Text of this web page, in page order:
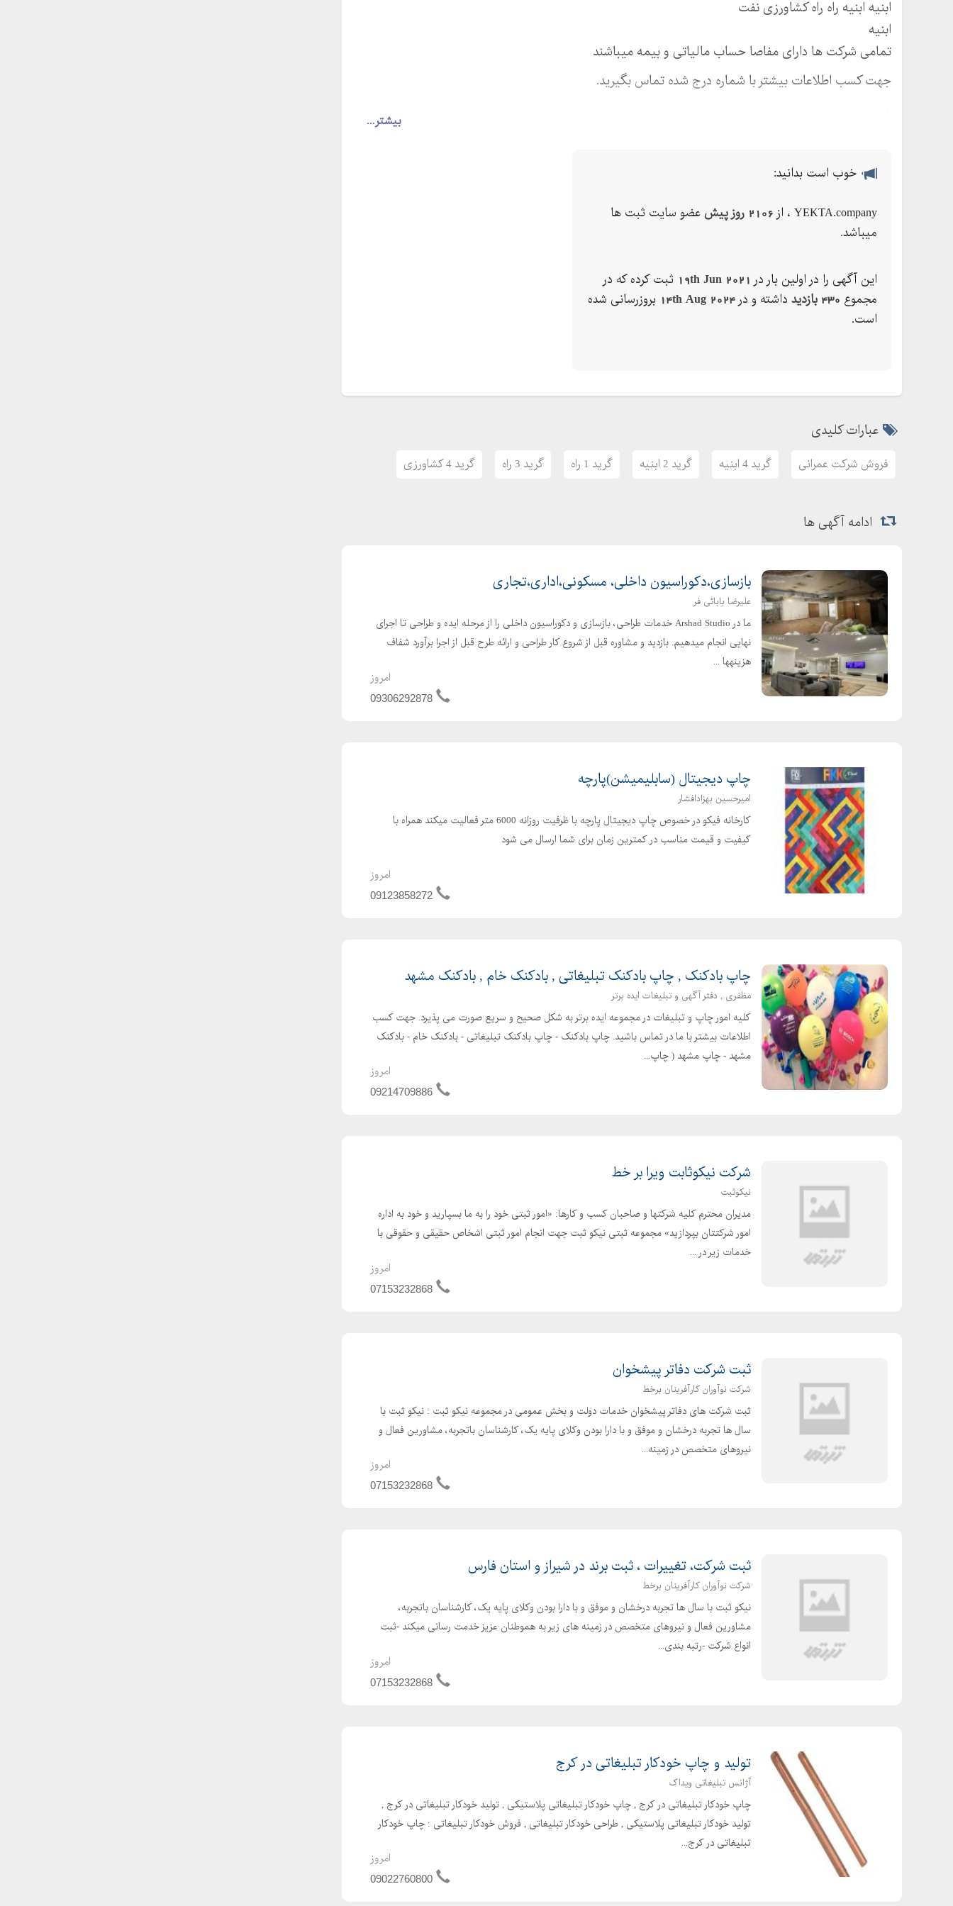
بیشتر...
ابنیه ابنیه راه راه کشاورزی نفت
ابنیه
تمامی شرکت ها دارای مفاصا حساب مالیاتی و بیمه میباشند
جهت کسب اطلاعات بیشتر با شماره درج شده تماس بگیرید.
خوب است بدانید:
YEKTA.company ، از 2106 روز پیش
عضو سایت ثبت ها
میباشد.
این آگهی را در اولین بار در 19th Jun 2021 ثبت کرده که در
مجموع 430 بازدید داشته و در 14th Aug 2024 بروزرسانی شده
است.
عبارات کلیدی
فروش شرکت عمرانی گرید 4 ابنیه گرید 2 ابنیه گرید 1 راه گرید 3 راه گرید 4 کشاورزی
ادامه آگهی ها
بازسازی،دکوراسیون داخلی، مسکونی،اداری،تجاری
علیرضا بابائی فر
ما در Arshad Studio خدمات طراحی، بازسازی و دکوراسیون داخلی را از مرحله ایده و طراحی تا اجرای
نهایی انجام میدهیم. بازدید و مشاوره قبل از شروع کار طراحی و ارائه طرح قبل از اجرا برآورد شفاف
هزینهها ...
امروز
09306292878
چاپ دیجیتال (سابلیمیشن)پارچه
امیرحسین بهزادافشار
کارخانه فیکو در خصوص چاپ دیجیتال پارچه با ظرفیت روزانه 6000 متر فعالیت میکند همراه با
کیفیت و قیمت مناسب در کمترین زمان برای شما ارسال می شود
امروز
09123858272
چاپ بادکنک , چاپ بادکنک تبلیغاتی , بادکنک خام , بادکنک مشهد
مظفری , دفتر آگهی و تبلیغات ایده برتر
کلیه امور چاپ و تبلیغات در مجموعه ایده برتر به شکل صحیح و سریع صورت می پذیرد. جهت کسب
اطلاعات بیشتر با ما در تماس باشید. چاپ بادکنک - چاپ بادکنک تبلیغاتی - بادکنک خام - بادکنک
مشهد - چاپ مشهد ( چاپ...
امروز
09214709886
شرکت نیکوثابت ویرا بر خط
نیکوثبت
مدیران محترم کلیه شرکتها و صاحبان کسب و کارها: «امور ثبتی خود را به ما بسپارید و خود به اداره
امور شرکتتان بپردازید» مجموعه ثبتی نیکو ثبت جهت انجام امور ثبتی اشخاص حقیقی و حقوقی با
خدمات زیر در ...
امروز
07153232868
ثبت شرکت دفاتر پیشخوان
شرکت نوآوران کارآفرینان برخط
ثبت شرکت های دفاتر پیشخوان خدمات دولت و بخش عمومی در مجموعه نیکو ثبت : نیکو ثبت با
سال ها تجربه درخشان و موفق و با دارا بودن وکلای پایه یک، کارشناسان باتجربه، مشاورین فعال و
نیروهای متخصص در زمینه...
امروز
07153232868
ثبت شرکت، تغییرات ، ثبت برند در شیراز و استان فارس
شرکت نوآوران کارآفرینان برخط
نیکو ثبت با سال ها تجربه درخشان و موفق و با دارا بودن وکلای پایه یک، کارشناسان باتجربه،
مشاورین فعال و نیروهای متخصص در زمینه های زیر به هموطنان عزیز خدمت رسانی میکند -ثبت
انواع شرکت -رتبه بندی...
امروز
07153232868
تولید و چاپ خودکار تبلیغاتی در کرج
آژانس تبلیغاتی ویداک
چاپ خودکار تبلیغاتی در کرج , چاپ خودکار تبلیغاتی پلاستیکی , تولید خودکار تبلیغاتی در کرج ,
تولید خودکار تبلیغاتی پلاستیکی , طراحی خودکار تبلیغاتی , فروش خودکار تبلیغاتی : چاپ خودکار
تبلیغاتی در کرج...
امروز
09022760800